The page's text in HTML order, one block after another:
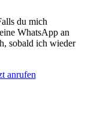
du mich
WhatsApp an
sobald ich wieder
anrufen